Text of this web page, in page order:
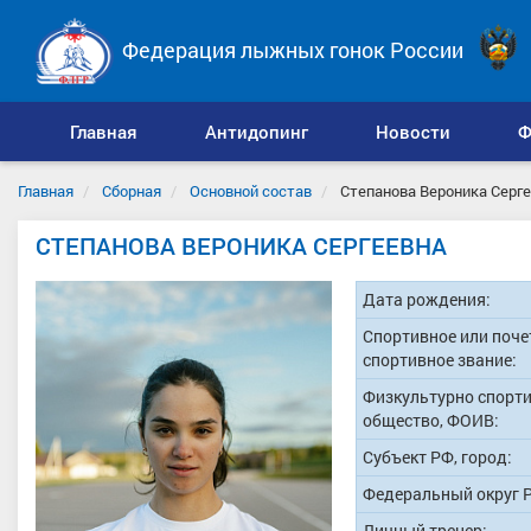
Федерация лыжных гонок России
Главная Антидопинг Новости
Главная Сборная Основной состав Степанова Вероника
СТЕПАНОВА ВЕРОНИКА СЕРГЕЕВНА
Дата рождения:
Спортивное или
спортивное звание:
Физкультурно
общество, ФОИВ:
Субъект РФ, город:
Федеральный округ